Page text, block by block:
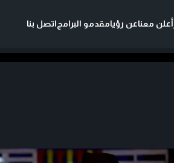
أعلن معناعن رؤيامقدمو البرامجاتصل بنا